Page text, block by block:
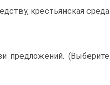
крестьянская среда
предложений. (Выберите